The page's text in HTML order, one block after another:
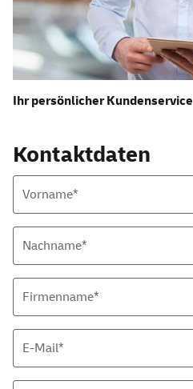
Ihr persönlicher Kundenservice
Kontaktdaten
Vorname*
Nachname*
Firmenname*
E-Mail*